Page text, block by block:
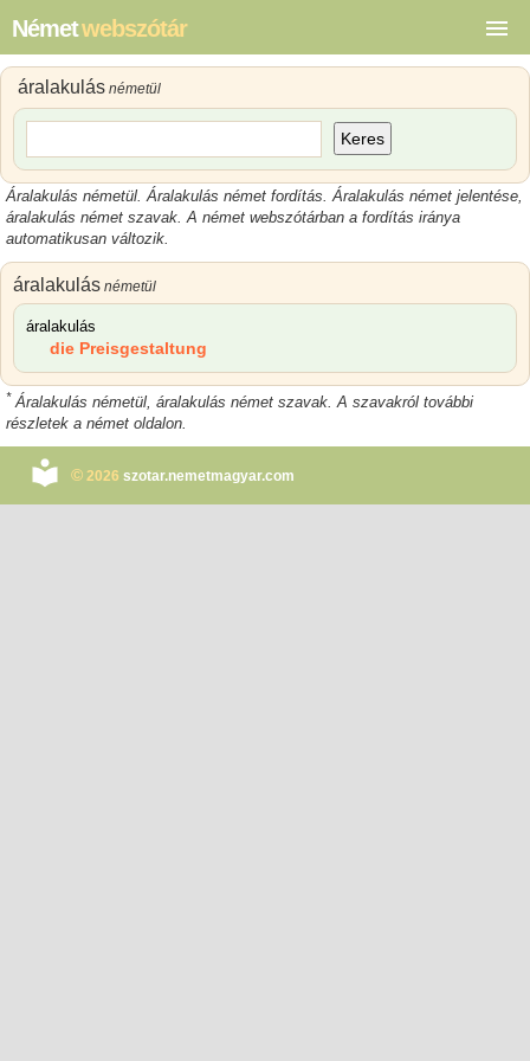
Németwebszótár
áralakulás németül
Keres
Áralakulás németül. Áralakulás német fordítás. Áralakulás német jelentése,
áralakulás német szavak. A német webszótárban a fordítás iránya
automatikusan változik.
áralakulás németül
áralakulás
die Preisgestaltung
* Áralakulás németül, áralakulás német szavak. A szavakról további
részletek a német oldalon.
© 2026 szotar.nemetmagyar.com